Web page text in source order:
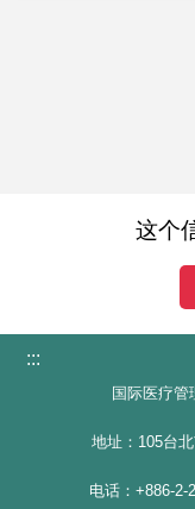
这个
:::
国际医疗
地址：105台
电话：+886-